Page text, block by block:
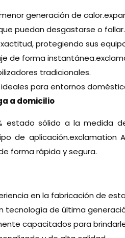
generación de
puedan desgastarse o
protegiendo sus
de forma
tradicionales.
para entornos
a domicilio
estado sólido a la
de
forma rápida y segura.
en la fabricación de
tecnología de última
capacitados para